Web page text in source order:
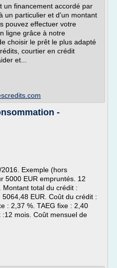
un financement accordé par
un particulier et d'un montant
pouvez effectuer votre
ligne grâce à notre
choisir le prêt le plus adapté
courtier en crédit
et...
-
Exemple (hors
5000 EUR empruntés. 12
Montant total du crédit :
EUR. Coût du crédit :
: 2,37 %. TAEG fixe : 2,40
mois. Coût mensuel de